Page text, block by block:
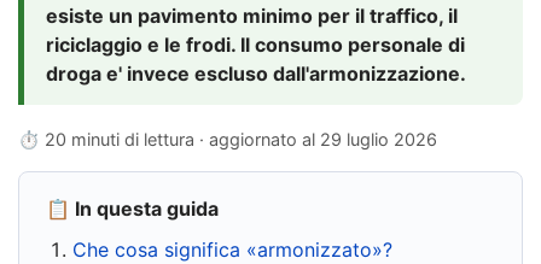
esiste un pavimento minimo per il traffico, il
riciclaggio e le frodi. Il consumo personale di
droga e' invece escluso dall'armonizzazione.
⏱ 20 minuti di lettura · aggiornato al 29 luglio 2026
📋 In questa guida
Che cosa significa «armonizzato»?